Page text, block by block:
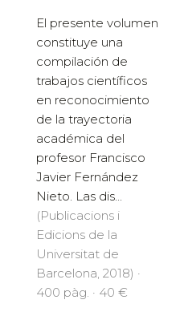
El presente volumen
constituye una
compilación de
trabajos científicos
en reconocimiento
de la trayectoria
académica del
profesor Francisco
Javier Fernández
Nieto. Las dis...
(Publicacions i
Edicions de la
Universitat de
Barcelona, 2018) ·
400 pàg. · 40 €